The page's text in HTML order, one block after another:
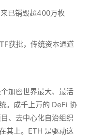
已销毁超400万枚
获批，传统资本通道
加密世界最大、最活
。成千上万的 DeFi 协
、去中心化自治组织
其上。ETH 是驱动这